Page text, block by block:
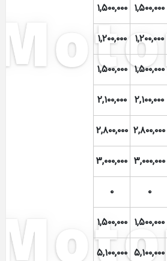
۱,۵۰۰,۰۰۰ ۱,۵۰۰,۰۰۰
۱,۲۰۰,۰۰۰ ۱,۲۰۰,۰۰۰
۱,۵۰۰,۰۰۰ ۱,۵۰۰,۰۰۰
۲,۱۰۰,۰۰۰ ۲,۱۰۰,۰۰۰
۲,۸۰۰,۰۰۰ ۲,۸۰۰,۰۰۰
۳,۰۰۰,۰۰۰ ۳,۰۰۰,۰۰۰
۰ ۰
۱,۵۰۰,۰۰۰ ۱,۵۰۰,۰۰۰
۵,۱۰۰,۰۰۰ ۵,۱۰۰,۰۰۰